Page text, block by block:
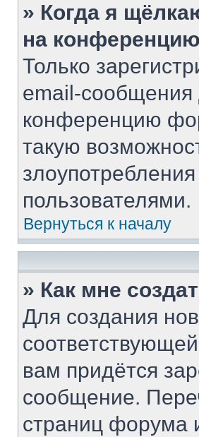
» Когда я
на
Только
email-сообщения
конференцию
такую
пользователями.
Вернуться к началу
» Как мне
Для создания
вам придётся
сообщение.
страниц форума